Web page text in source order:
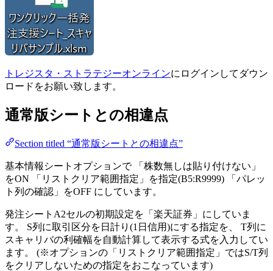
トレジスタ・ストラテジーオンラインにログインしてダウン
ロードをお願い致します。
通常版シートとの相違点
Section titled “通常版シートとの相違点”
基本情報シートオプションで 「株数無しは貼り付けない」
をON 「リストクリア範囲指定」を指定(B5:R9999) 「パレッ
ト列の確認」をOFF にしています。
発注シートA2セルの初期設定を「楽天証券」にしていま
す。 S列に取引区分を日計り(1日信用)にする指定を、 T列に
スキャリバの利確幅を自動計算して表示する式を入力してい
ます。 (※オプションの「リストクリア範囲指定」ではS/T列
をクリアしないための指定をおこなっています)